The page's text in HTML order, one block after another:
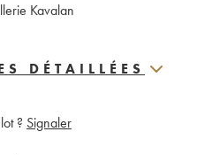
Kavalan
DÉTAILLÉES
? Signaler